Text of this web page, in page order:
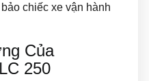
chiếc xe vận hành
Của
250